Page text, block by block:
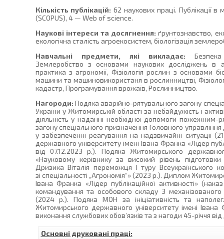
Кількість публікацій: 62 наукових праці. Публікації
(SCOPUS), 4 — Web of science.
Наукові інтереси та досягнення: ґрунтознавство,
екологічна сталість агроекосистем, біологізація
Навчальні предмети, які викладає: Безпека
Землеробство з основами наукових досліджень в
практика з агрономії, Фізіологія рослин з основами
машини та машиновикористаня в рослинництві,
кадастр, Програмування врожаїв, Рослинництво.
Нагороди: Подяка аварійно-рятувального загону
України у Житомирській області за небайдужість і
діяльність у наданні необхідної допомоги пожежним-
загону спеціального призначення Головного
у забезпеченні реагування на надзвичайні ситуації
державного університету імені Івана Франка «Лідер
від 07.12.2023 р.). Подяка Житомирського
«Науковому керівнику за високий рівень
Дризика Віталія переможця І туру Всеукраїнського
зі спеціальності „Агрономія“» (2023 р.). Диплом
Івана Франка «Лідер публікаційної активності»
командування та особового складу 3
(2024 р.). Подяка МОН за ініціативність та
Житомирського державного університету імені
виконання службових обов’язків та з нагоди 45-річчя
Основні друковані праці: